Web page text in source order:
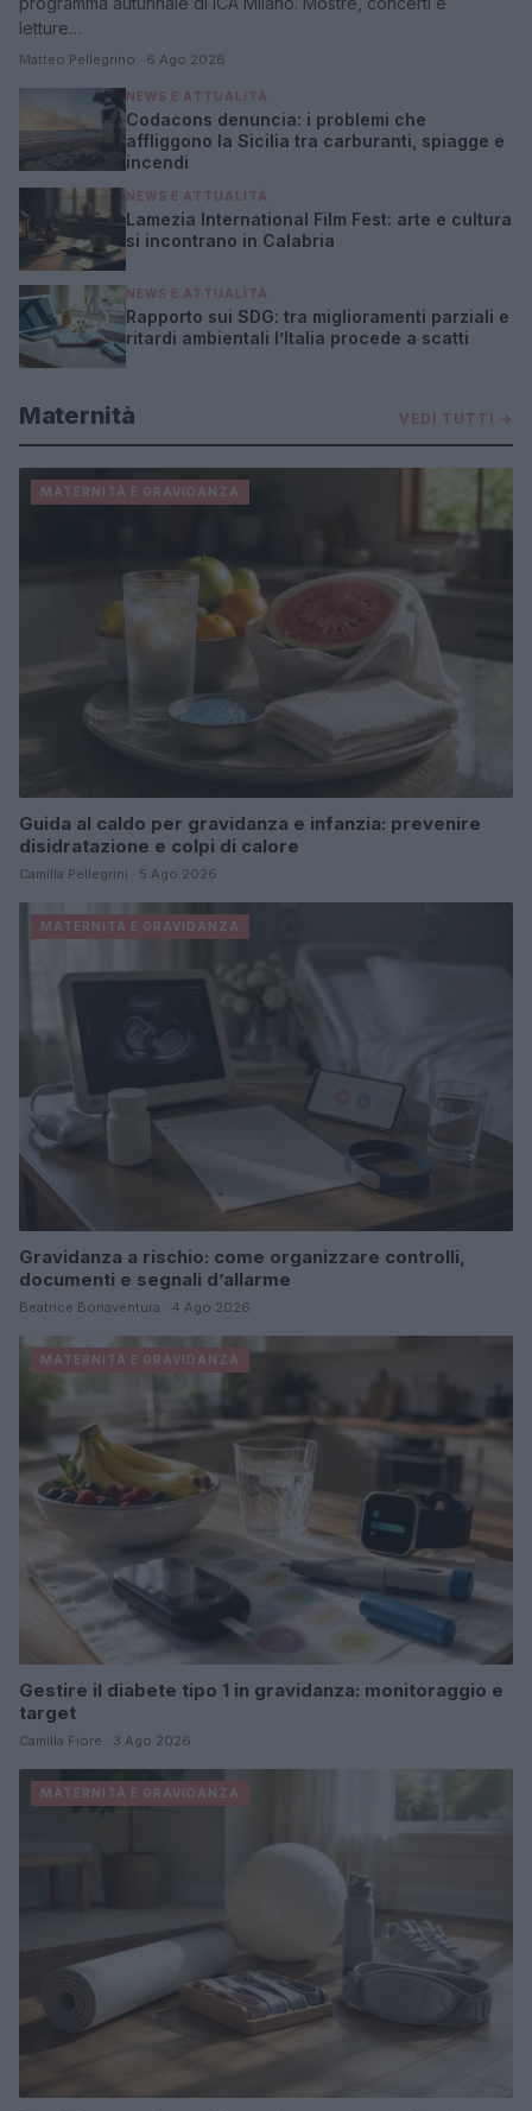
letture…
Matteo Pellegrino · 6 Ago 2026
NEWS E ATTUALITÀ
Codacons denuncia: i problemi che
affliggono la Sicilia tra carburanti, spiagge e
incendi
NEWS E ATTUALITÀ
Lamezia International Film Fest: arte e cultura
si incontrano in Calabria
NEWS E ATTUALITÀ
Rapporto sui SDG: tra miglioramenti parziali e
ritardi ambientali l’Italia procede a scatti
Maternità VEDI TUTTI →
MATERNITÀ E GRAVIDANZA
Guida al caldo per gravidanza e infanzia: prevenire
disidratazione e colpi di calore
Camilla Pellegrini · 5 Ago 2026
MATERNITÀ E GRAVIDANZA
Gravidanza a rischio: come organizzare controlli,
documenti e segnali d’allarme
Beatrice Bonaventura · 4 Ago 2026
MATERNITÀ E GRAVIDANZA
Gestire il diabete tipo 1 in gravidanza: monitoraggio e
target
Camilla Fiore · 3 Ago 2026
MATERNITÀ E GRAVIDANZA